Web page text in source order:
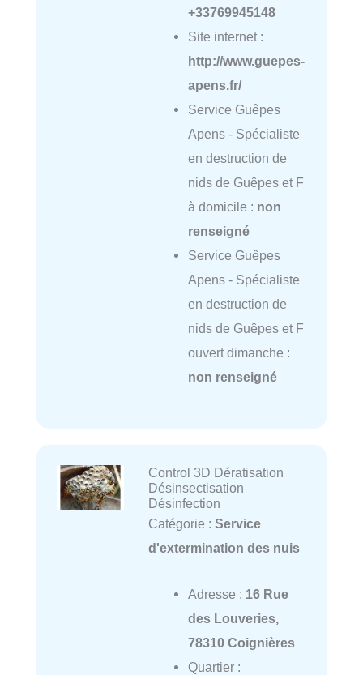
+33769945148
Site internet :
http://www.guepes-
apens.fr/
Service Guêpes
Apens - Spécialiste
en destruction de
nids de Guêpes et F
à domicile : non
renseigné
Service Guêpes
Apens - Spécialiste
en destruction de
nids de Guêpes et F
ouvert dimanche :
non renseigné
Control 3D Dératisation
Désinsectisation
Désinfection
Catégorie : Service
d'extermination des nuis
Adresse : 16 Rue
des Louveries,
78310 Coignières
Quartier :